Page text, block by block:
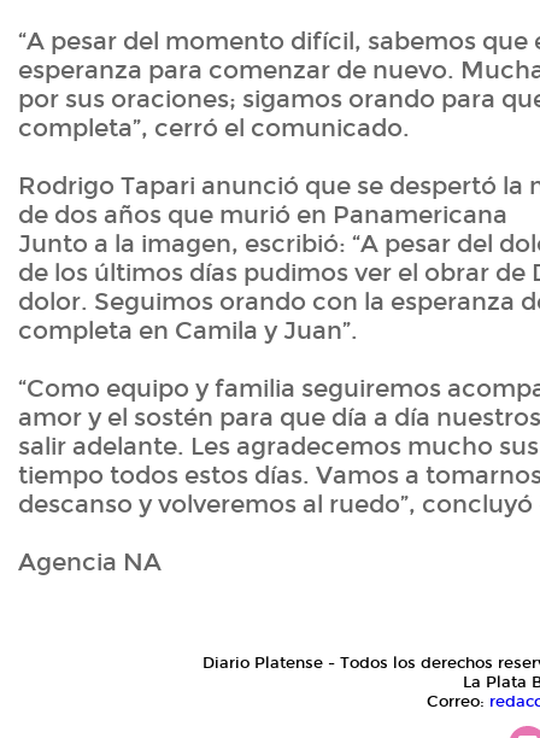
“A pesar del momento difícil, sabemos que
esperanza para comenzar de nuevo.
por sus oraciones; sigamos orando para
completa”, cerró el comunicado.
Rodrigo Tapari anunció que se despertó la
de dos años que murió en Panamericana
Junto a la imagen, escribió: “A pesar del
de los últimos días pudimos ver el obrar de
dolor. Seguimos orando con la esperanza
completa en Camila y Juan”.
“Como equipo y familia seguiremos
amor y el sostén para que día a día
salir adelante. Les agradecemos mucho
tiempo todos estos días. Vamos a
descanso y volveremos al ruedo”,
Agencia NA
Diario Platense - Todos los derechos
La Plata
Correo: